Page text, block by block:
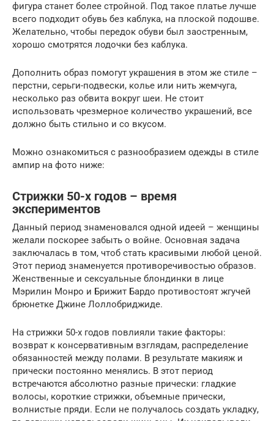
фигура станет более стройной. Под такое платье лучше
всего подходит обувь без каблука, на плоской подошве.
Желательно, чтобы передок обуви был заостренным,
хорошо смотрятся лодочки без каблука.
Дополнить образ помогут украшения в этом же стиле –
перстни, серьги-подвески, колье или нить жемчуга,
несколько раз обвита вокруг шеи. Не стоит
использовать чрезмерное количество украшений, все
должно быть стильно и со вкусом.
Можно ознакомиться с разнообразием одежды в стиле
ампир на фото ниже:
Стрижки 50-х годов – время
экспериментов
Данный период знаменовался одной идеей – женщины
желали поскорее забыть о войне. Основная задача
заключалась в том, чтоб стать красивыми любой ценой.
Этот период знаменуется противоречивостью образов.
Женственные и сексуальные блондинки в лице
Мэрилин Монро и Брижит Бардо противостоят жгучей
брюнетке Джине Лоллобриджиде.
На стрижки 50-х годов повлияли такие факторы:
возврат к консервативным взглядам, распределение
обязанностей между полами. В результате макияж и
прически постоянно менялись. В этот период
встречаются абсолютно разные прически: гладкие
волосы, короткие стрижки, объемные прически,
волнистые пряди. Если не получалось создать укладку,